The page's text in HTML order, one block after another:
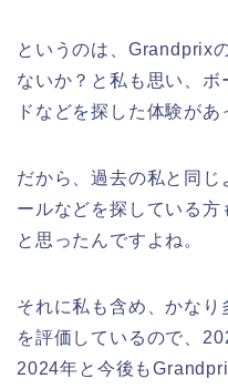
というのは、Grandprix
ないか？と私も思い、
ドなどを探した体験があ
だから、過去の私と同
ールなどを探している方
と思ったんですよね。
それに私も含め、かな
を評価しているので、
2024年と今後も